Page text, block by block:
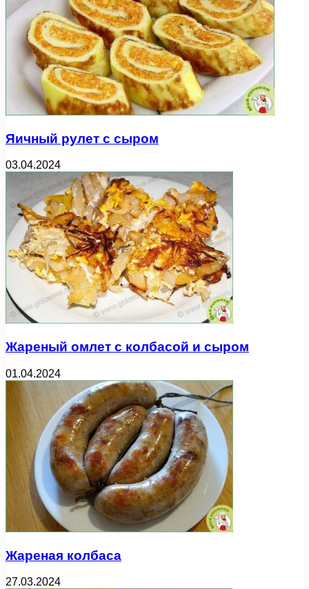
Яичный рулет с сыром
03.04.2024
Жареный омлет с колбасой и сыром
01.04.2024
Жареная колбаса
27.03.2024